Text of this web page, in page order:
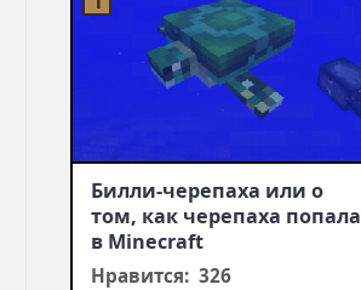
Билли-черепаха или о
том, как черепаха попала
в Minecraft
Нравится: 326